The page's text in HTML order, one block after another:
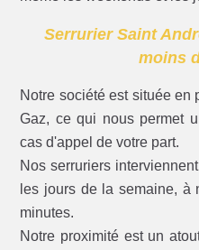
Serrurier Saint
moins
Notre société est située
Gaz, ce qui nous permet
cas d'appel de votre part.
Nos serruriers
les jours de la semaine, à
minutes.
Notre proximité est un